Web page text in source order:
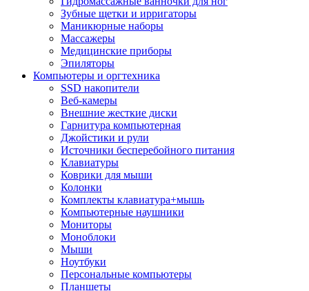
Зубные щетки и ирригаторы
Маникюрные наборы
Массажеры
Медицинские приборы
Эпиляторы
Компьютеры и оргтехника
SSD накопители
Веб-камеры
Внешние жесткие диски
Гарнитура компьютерная
Джойстики и рули
Источники бесперебойного питания
Клавиатуры
Коврики для мыши
Колонки
Комплекты клавиатура+мышь
Компьютерные наушники
Мониторы
Моноблоки
Мыши
Ноутбуки
Персональные компьютеры
Планшеты